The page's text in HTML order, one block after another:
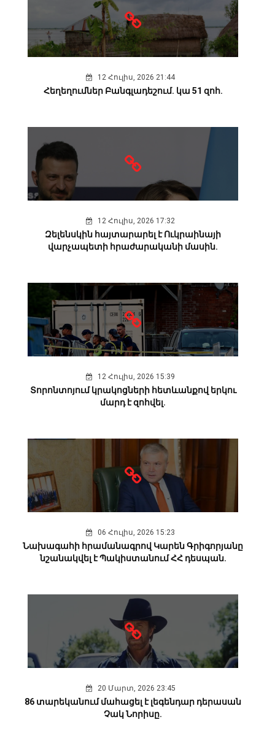
12 Հուլիս, 2026 21:44
Հեղեղումներ Բանգլադեշում. կա 51 զոհ.
12 Հուլիս, 2026 17:32
Զելենսկին հայտարարել է Ուկրաինայի
վարչապետի հրաժարականի մասին.
12 Հուլիս, 2026 15:39
Տորոնտոյում կրակոցների հետևանքով երկու
մարդ է զոհվել.
06 Հուլիս, 2026 15:23
Նախագահի հրամանագրով Կարեն Գրիգորյանը
նշանակվել է Պակիստանում ՀՀ դեսպան.
20 Մարտ, 2026 23:45
86 տարեկանում մահացել է լեգենդար դերասան
Չակ Նորիսը.